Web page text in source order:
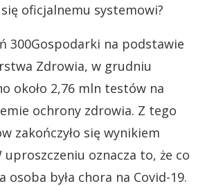
oficjalnemu systemowi?
300Gospodarki na podstawie
Zdrowia, w grudniu
około 2,76 mln testów na
ochrony zdrowia. Z tego
zakończyło się wynikiem
uproszczeniu oznacza to, że co
była chora na Covid-19.